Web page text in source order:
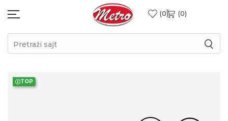
0 0
Pretraži sajt
TOP